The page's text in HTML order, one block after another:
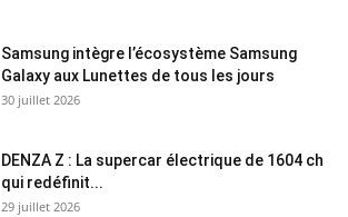
Samsung intègre l’écosystème Samsung
Galaxy aux Lunettes de tous les jours
30 juillet 2026
DENZA Z : La supercar électrique de 1604 ch
qui redéfinit...
29 juillet 2026